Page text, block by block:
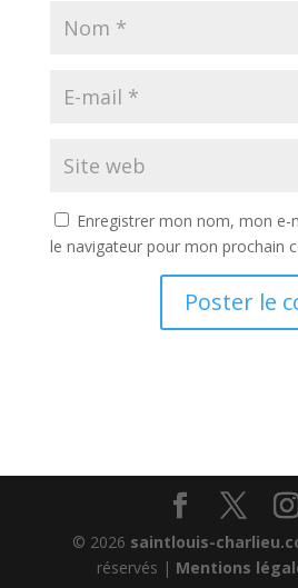
Enregistrer mon nom, mon e-
le navigateur pour mon prochain
© 2026 saintlouis-
réservés | Mentions